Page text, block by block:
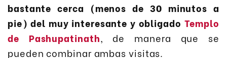
bastante cerca (menos de 30 minutos a
pie) del muy interesante y obligado Templo
de Pashupatinath, de manera que se
pueden combinar ambas visitas.